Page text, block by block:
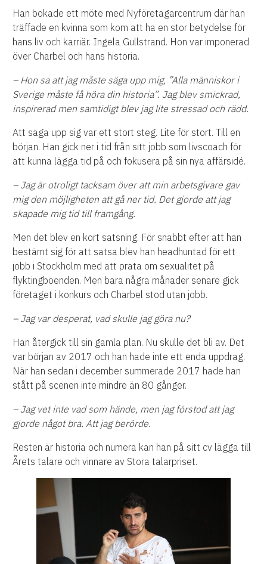
Han bokade ett möte med Nyföretagarcentrum där han
träffade en kvinna som kom att ha en stor betydelse för
hans liv och karriär. Ingela Gullstrand. Hon var imponerad
över Charbel och hans historia.
– Hon sa att jag måste säga upp mig, ”Alla människor i
Sverige måste få höra din historia”. Jag blev smickrad,
inspirerad men samtidigt blev jag lite stressad och rädd.
Att säga upp sig var ett stort steg. Lite för stort. Till en
början. Han gick ner i tid från sitt jobb som livscoach för
att kunna lägga tid på och fokusera på sin nya affärsidé.
– Jag är otroligt tacksam över att min arbetsgivare gav
mig den möjligheten att gå ner tid. Det gjorde att jag
skapade mig tid till framgång.
Men det blev en kort satsning. För snabbt efter att han
bestämt sig för att satsa blev han headhuntad för ett
jobb i Stockholm med att prata om sexualitet på
flyktingboenden. Men bara några månader senare gick
företaget i konkurs och Charbel stod utan jobb.
– Jag var desperat, vad skulle jag göra nu?
Han återgick till sin gamla plan. Nu skulle det bli av. Det
var början av 2017 och han hade inte ett enda uppdrag.
När han sedan i december summerade 2017 hade han
stått på scenen inte mindre än 80 gånger.
– Jag vet inte vad som hände, men jag förstod att jag
gjorde något bra. Att jag berörde.
Resten är historia och numera kan han på sitt cv lägga till
Årets talare och vinnare av Stora talarpriset.